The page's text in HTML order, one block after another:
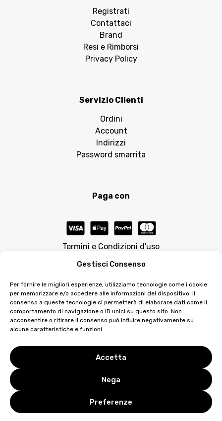
Gestisci Consenso
Per fornire le migliori esperienze, utilizziamo tecnologie come i cookie
per memorizzare e/o accedere alle informazioni del dispositivo. Il
consenso a queste tecnologie ci permetterà di elaborare dati come il
comportamento di navigazione o ID unici su questo sito. Non
acconsentire o ritirare il consenso può influire negativamente su
alcune caratteristiche e funzioni.
Accetta
Nega
Preferenze
Registrati
Contattaci
Brand
Resi e Rimborsi
Privacy Policy
Servizio Clienti
Ordini
Account
Indirizzi
Password smarrita
Paga con
Termini e Condizioni d'uso
© 2026 Matilda Morri Beauty è prodotto su licenza da
Vieffe Noselab Srl e-mail: info@vieffenoselab.com
commerciale@matildamorribeauty.it | P.IVA: 03739800401
0 0